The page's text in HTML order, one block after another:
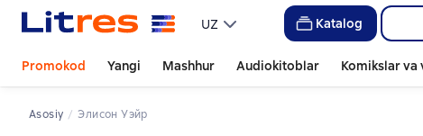
UZ Katalog
Promokod Yangi Mashhur Audiokitoblar Komikslar va
Asosiy Элисон Уэйр
Слайдер с книгами
Слайдер с книгами